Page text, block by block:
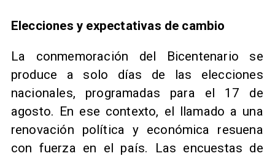
Elecciones y expectativas de cambio
La conmemoración del Bicentenario se
produce a solo días de las elecciones
nacionales, programadas para el 17 de
agosto. En ese contexto, el llamado a una
renovación política y económica resuena
con fuerza en el país. Las encuestas de